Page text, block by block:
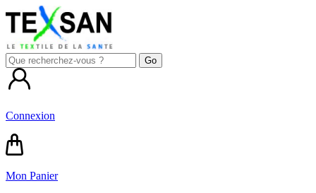
Connexion
Mon Panier